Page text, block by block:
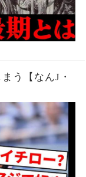
う【なんJ・